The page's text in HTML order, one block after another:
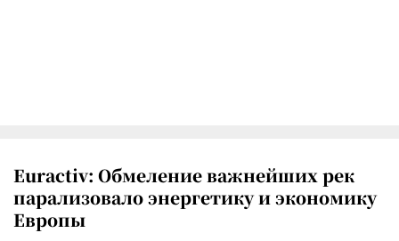
Euractiv: Обмеление важнейших рек
парализовало энергетику и экономику
Европы